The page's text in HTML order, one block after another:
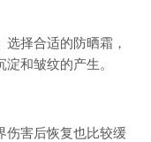
择合适的防晒霜，
和皱纹的产生。
伤害后恢复也比较缓